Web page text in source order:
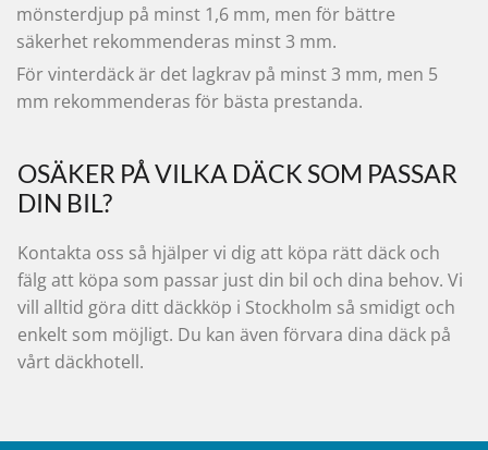
mönsterdjup på minst 1,6 mm, men för bättre
säkerhet rekommenderas minst 3 mm.
För vinterdäck är det lagkrav på minst 3 mm, men 5
mm rekommenderas för bästa prestanda.
OSÄKER PÅ VILKA DÄCK SOM PASSAR
DIN BIL?
Kontakta oss så hjälper vi dig att köpa rätt däck och
fälg att köpa som passar just din bil och dina behov. Vi
vill alltid göra ditt däckköp i Stockholm så smidigt och
enkelt som möjligt. Du kan även förvara dina däck på
vårt däckhotell.